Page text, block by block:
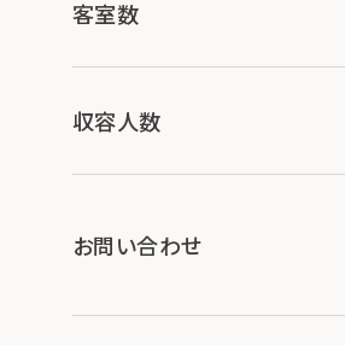
客室数
収容人数
お問い合わせ